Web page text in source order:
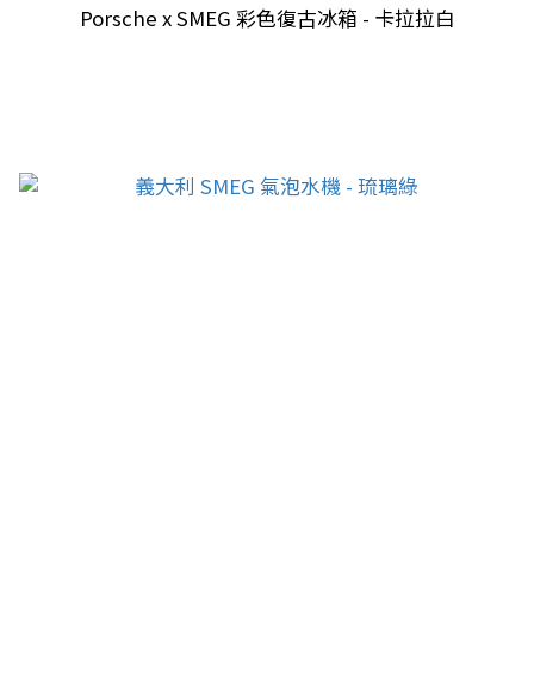
Porsche x SMEG 彩色復古冰箱 - 卡拉拉白